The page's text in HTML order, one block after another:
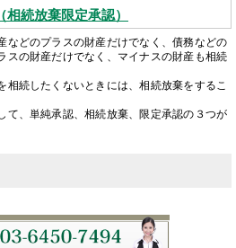
続放棄限定承認）
などのプラスの財産だけでなく、債務などの
スの財産だけでなく、マイナスの財産も相続
相続したくないときには、相続放棄をするこ
て、単純承認、相続放棄、限定承認の３つが